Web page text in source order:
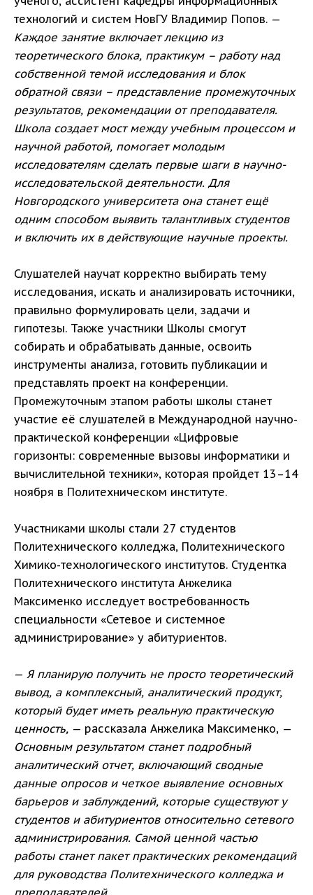
технологий и систем НовГУ Владимир Попов. —
Каждое занятие включает лекцию из
теоретического блока, практикум – работу над
собственной темой исследования и блок
обратной связи – представление промежуточных
результатов, рекомендации от преподавателя.
Школа создает мост между учебным процессом и
научной работой, помогает молодым
исследователям сделать первые шаги в научно-
исследовательской деятельности. Для
Новгородского университета она станет ещё
одним способом выявить талантливых студентов
и включить их в действующие научные проекты.
Слушателей научат корректно выбирать тему
исследования, искать и анализировать источники,
правильно формулировать цели, задачи и
гипотезы. Также участники Школы смогут
собирать и обрабатывать данные, освоить
инструменты анализа, готовить публикации и
представлять проект на конференции.
Промежуточным этапом работы школы станет
участие её слушателей в Международной научно-
практической конференции «Цифровые
горизонты: современные вызовы информатики и
вычислительной техники», которая пройдет 13–14
ноября в Политехническом институте.
Участниками школы стали 27 студентов
Политехнического колледжа, Политехнического
Химико-технологического институтов. Студентка
Политехнического института Анжелика
Максименко исследует востребованность
специальности «Сетевое и системное
администрирование» у абитуриентов.
— Я планирую получить не просто теоретический
вывод, а комплексный, аналитический продукт,
который будет иметь реальную практическую
ценность, — рассказала Анжелика Максименко, —
Основным результатом станет подробный
аналитический отчет, включающий сводные
данные опросов и четкое выявление основных
барьеров и заблуждений, которые существуют у
студентов и абитуриентов относительно сетевого
администрирования. Самой ценной частью
работы станет пакет практических рекомендаций
для руководства Политехнического колледжа и
преподавателей.